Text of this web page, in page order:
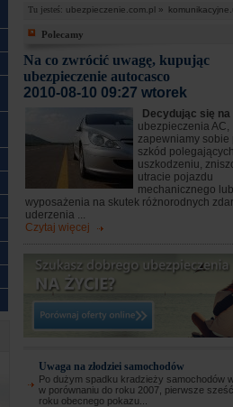
Tu jesteś: ubezpieczenie.com.pl »
Polecamy
Na co zwrócić uwagę, kupując
ubezpieczenie autocasco
2010-08-10 09:27 wtorek
Decydując się
ubezpieczenia AC,
zapewniamy sobie
szkód
uszkodzeniu,
utracie pojazdu
mechanicznego
wyposażenia na skutek różnorodnych
uderzenia ...
Czytaj więcej
Uwaga na złodziei samochodów
Po dużym spadku kradzieży samochodów
w porównaniu do roku 2007, pierwsze
roku obecnego pokazu...